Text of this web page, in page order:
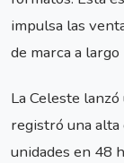
impulsa las
de marca a
La Celeste
registró una alta
unidades en 48